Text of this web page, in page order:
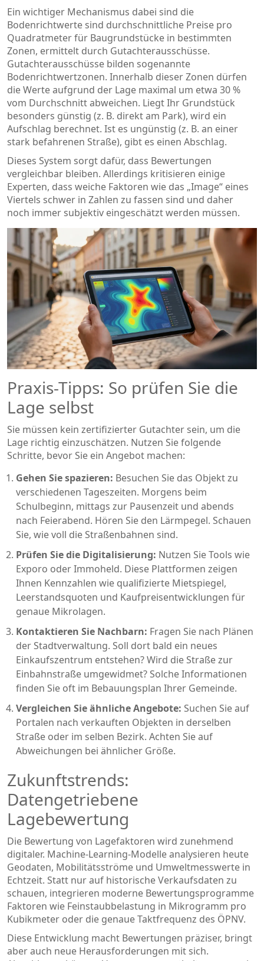
Ein wichtiger Mechanismus dabei sind die
Bodenrichtwerte sind durchschnittliche Preise pro
Quadratmeter für Baugrundstücke in bestimmten
Zonen, ermittelt durch Gutachterausschüsse.
Gutachterausschüsse bilden sogenannte
Bodenrichtwertzonen. Innerhalb dieser Zonen dürfen
die Werte aufgrund der Lage maximal um etwa 30 %
vom Durchschnitt abweichen. Liegt Ihr Grundstück
besonders günstig (z. B. direkt am Park), wird ein
Aufschlag berechnet. Ist es ungünstig (z. B. an einer
stark befahrenen Straße), gibt es einen Abschlag.
Dieses System sorgt dafür, dass Bewertungen
vergleichbar bleiben. Allerdings kritisieren einige
Experten, dass weiche Faktoren wie das „Image“ eines
Viertels schwer in Zahlen zu fassen sind und daher
noch immer subjektiv eingeschätzt werden müssen.
Praxis-Tipps: So prüfen Sie die
Lage selbst
Sie müssen kein zertifizierter Gutachter sein, um die
Lage richtig einzuschätzen. Nutzen Sie folgende
Schritte, bevor Sie ein Angebot machen:
Gehen Sie spazieren: Besuchen Sie das Objekt zu
verschiedenen Tageszeiten. Morgens beim
Schulbeginn, mittags zur Pausenzeit und abends
nach Feierabend. Hören Sie den Lärmpegel. Schauen
Sie, wie voll die Straßenbahnen sind.
Prüfen Sie die Digitalisierung: Nutzen Sie Tools wie
Exporo oder Immoheld. Diese Plattformen zeigen
Ihnen Kennzahlen wie qualifizierte Mietspiegel,
Leerstandsquoten und Kaufpreisentwicklungen für
genaue Mikrolagen.
Kontaktieren Sie Nachbarn: Fragen Sie nach Plänen
der Stadtverwaltung. Soll dort bald ein neues
Einkaufszentrum entstehen? Wird die Straße zur
Einbahnstraße umgewidmet? Solche Informationen
finden Sie oft im Bebauungsplan Ihrer Gemeinde.
Vergleichen Sie ähnliche Angebote: Suchen Sie auf
Portalen nach verkauften Objekten in derselben
Straße oder im selben Bezirk. Achten Sie auf
Abweichungen bei ähnlicher Größe.
Zukunftstrends:
Datengetriebene
Lagebewertung
Die Bewertung von Lagefaktoren wird zunehmend
digitaler. Machine-Learning-Modelle analysieren heute
Geodaten, Mobilitätsströme und Umweltmesswerte in
Echtzeit. Statt nur auf historische Verkaufsdaten zu
schauen, integrieren moderne Bewertungsprogramme
Faktoren wie Feinstaubbelastung in Mikrogramm pro
Kubikmeter oder die genaue Taktfrequenz des ÖPNV.
Diese Entwicklung macht Bewertungen präziser, bringt
aber auch neue Herausforderungen mit sich.